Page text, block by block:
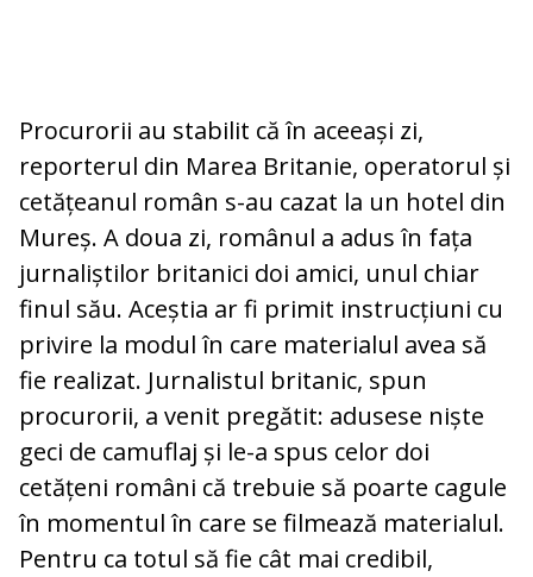
Procurorii au stabilit că în aceeași zi,
reporterul din Marea Britanie, operatorul și
cetățeanul român s-au cazat la un hotel din
Mureș. A doua zi, românul a adus în fața
jurnaliștilor britanici doi amici, unul chiar
finul său. Aceștia ar fi primit instrucțiuni cu
privire la modul în care materialul avea să
fie realizat. Jurnalistul britanic, spun
procurorii, a venit pregătit: adusese niște
geci de camuflaj și le-a spus celor doi
cetățeni români că trebuie să poarte cagule
în momentul în care se filmează materialul.
Pentru ca totul să fie cât mai credibil,